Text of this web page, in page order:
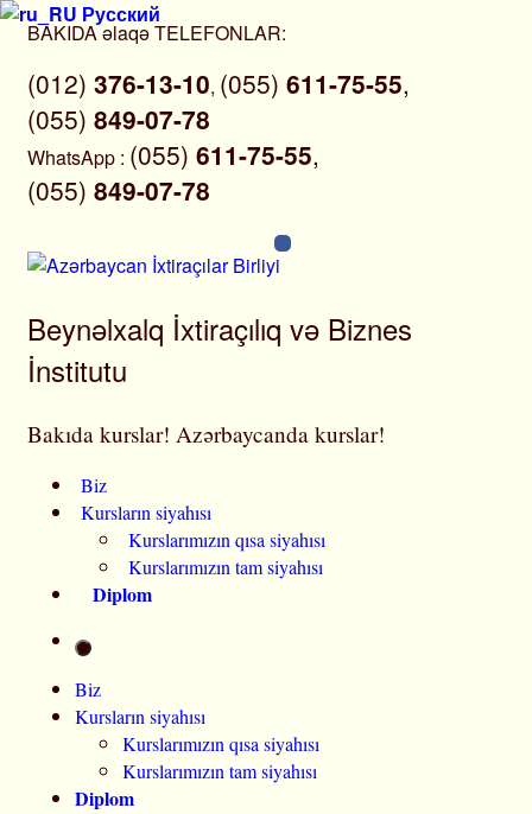
Skip
content
BAKIDA əlaqə TELEFONLAR:
(012) 376-13-10, (055) 611-75-55,
(055) 849-07-78
WhatsApp : (055) 611-75-55,
(055) 849-07-78
Русский
Beynəlxalq İxtiraçılıq və Biznes
İnstitutu
Bakıda kurslar! Azərbaycanda kurslar!
Biz
Kursların siyahısı
Kurslarımızın qısa siyahısı
Kurslarımızın tam siyahısı
Diplom
Biz
Kursların siyahısı
Kurslarımızın qısa siyahısı
Kurslarımızın tam siyahısı
Diplom